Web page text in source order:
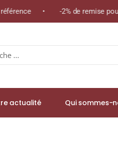
• -2% de remise pour 6
actualité Qui sommes-